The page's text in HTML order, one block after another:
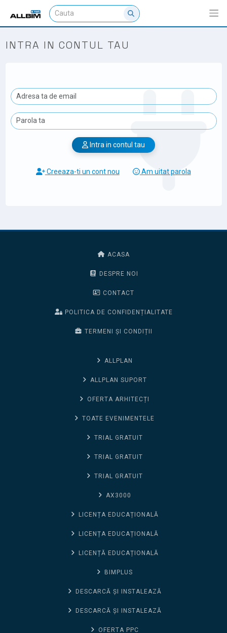
INTRA IN CONTUL TAU
Intra in contul tau
Creeaza-ti un cont nou Am uitat parola
ACASA
DESPRE NOI
CONTACT
POLITICA DE CONFIDENȚIALITATE
TERMENI ȘI CONDIȚII
ALLPLAN
ALLPLAN SUPORT
OFERTA ARHITECȚI
TOATE EVENIMENTELE
TRIAL GRATUIT
TRIAL GRATUIT
TRIAL GRATUIT
AX3000
LICENȚA EDUCAȚIONALĂ
LICENȚA EDUCAȚIONALĂ
LICENȚĂ EDUCAȚIONALĂ
BIMPLUS
DESCARCĂ ȘI INSTALEAZĂ
DESCARCĂ ȘI INSTALEAZĂ
OFERTA PPC